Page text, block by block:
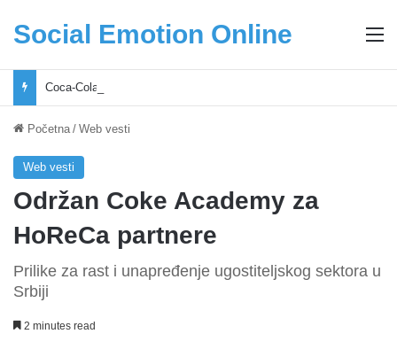
Social Emotion Online
Početna / Web vesti
Web vesti
Održan Coke Academy za
HoReCa partnere
Prilike za rast i unapređenje ugostiteljskog sektora u
Srbiji
2 minutes read